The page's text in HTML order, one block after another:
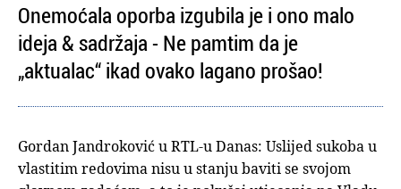
Onemoćala oporba izgubila je i ono malo
ideja & sadržaja - Ne pamtim da je
„aktualac“ ikad ovako lagano prošao!
Gordan Jandroković u RTL-u Danas: Uslijed sukoba u
vlastitim redovima nisu u stanju baviti se svojom